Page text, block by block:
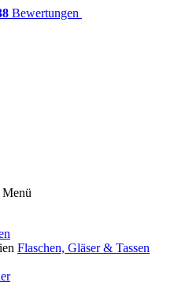
Bewertungen
Menü
Flaschen, Gläser & Tassen